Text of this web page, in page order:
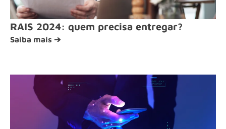
RAIS 2024: quem precisa entregar?
Saiba mais ➔